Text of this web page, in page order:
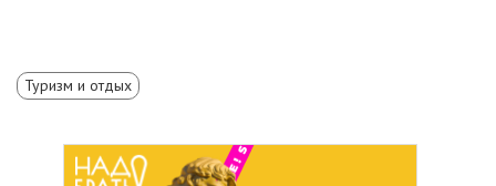
Туризм и отдых